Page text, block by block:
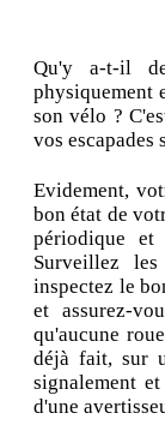
Qu'y a-t-il
physiquement
son vélo ?
vos escapades
Evidement,
bon état de
périodique et
Surveillez
inspectez le
et assurez-
qu'aucune
déjà fait, sur
signalement
d'une